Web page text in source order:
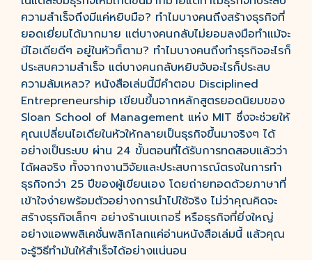
ความสำเร็จถึงมีแค่หยิบมือ? ทำไมบางคนถึงสร้างธุรกิจที่
ยอดเยี่ยมได้มากมาย แต่บางคนกลับไม่ยอมลงมือทำแม้จะ
มีไอเดียดีๆ อยู่ในหัวก็ตาม? ทำไมบางคนถึงทำธุรกิจอะไรก็
ประสบความสำเร็จ แต่บางคนกลับหยิบจับอะไรก็ประสบ
ความล้มเหลว? หนังสือเล่มนี้มีคำตอบ Disciplined
Entrepreneurship เขียนขึ้นจากหลักสูตรยอดนิยมของ
Sloan School of Management แห่ง MIT ซึ่งจะช่วยให้
คุณเปลี่ยนไอเดียในหัวให้กลายเป็นธุรกิจขึ้นมาจริงๆ ได้
อย่างเป็นระบบ ผ่าน 24 ขั้นตอนที่ได้รับการทดสอบแล้วว่า
ได้ผลจริง ทั้งจากงานวิจัยและประสบการณ์ตรงในการทำ
ธุรกิจกว่า 25 ปีของผู้เขียนเอง โดยถ่ายทอดด้วยภาษาที่
เข้าใจง่ายพร้อมตัวอย่างการนำไปใช้จริง ไม่ว่าคุณคิดจะ
สร้างธุรกิจเล็กๆ อย่างร้านเบเกอรี่ หรือธุรกิจที่ยิ่งใหญ่
อย่างแอพพลิเคชั่นพลิกโลกแค่อ่านหนังสือเล่มนี้ แล้วคุณ
จะรู้วิธีทำมันให้สำเร็จได้อย่างแน่นอน